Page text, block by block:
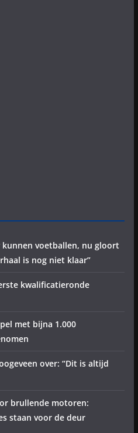
voetballen, nu gloort
is nog niet klaar”
kwalificatieronde
met bijna 1.000
over: “Dit is altijd
brullende motoren:
staan voor de deur